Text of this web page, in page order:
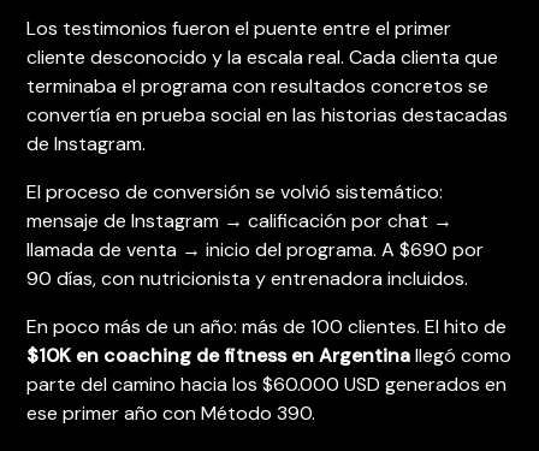
Los testimonios fueron el puente entre el primer
cliente desconocido y la escala real. Cada clienta que
terminaba el programa con resultados concretos se
convertía en prueba social en las historias destacadas
de Instagram.
El proceso de conversión se volvió sistemático:
mensaje de Instagram → calificación por chat →
llamada de venta → inicio del programa. A $690 por
90 días, con nutricionista y entrenadora incluidos.
En poco más de un año: más de 100 clientes. El hito de
$10K en coaching de fitness en Argentinallegó como
parte del camino hacia los $60.000 USD generados en
ese primer año con Método 390.